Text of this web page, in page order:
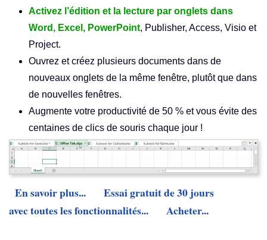
Activez l’édition et la lecture par onglets dans
Word, Excel, PowerPoint, Publisher, Access, Visio et
Project.
Ouvrez et créez plusieurs documents dans de
nouveaux onglets de la même fenêtre, plutôt que dans
de nouvelles fenêtres.
Augmente votre productivité de 50 % et vous évite des
centaines de clics de souris chaque jour !
En savoir plus...
Essai gratuit de 30 jours
avec toutes les fonctionnalités...
Acheter...